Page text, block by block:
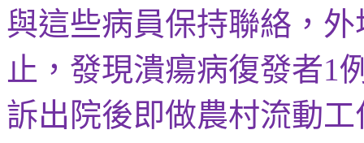
與這些病員保持聯絡，
止，發現潰瘍病復發者1
訴出院後即做農村流動